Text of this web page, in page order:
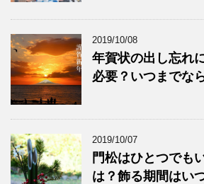
2019/10/08
年賀状の出し忘れ
必要？いつまでな
2019/10/07
門松はひとつでも
は？飾る期間はい